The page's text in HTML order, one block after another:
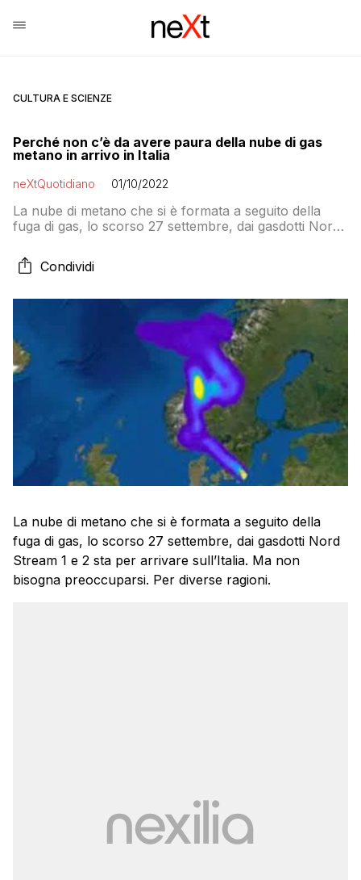
CULTURA E SCIENZE
Perché non c’è da avere paura della nube di gas
metano in arrivo in Italia
neXtQuotidiano 01/10/2022
La nube di metano che si è formata a seguito della
fuga di gas, lo scorso 27 settembre, dai gasdotti Nord
bisogna preoccuparsi
Condividi
La nube di metano che si è formata a seguito della
fuga di gas, lo scorso 27 settembre, dai gasdotti Nord
Stream 1 e 2 sta per arrivare sull’Italia. Ma non
bisogna preoccuparsi. Per diverse ragioni.